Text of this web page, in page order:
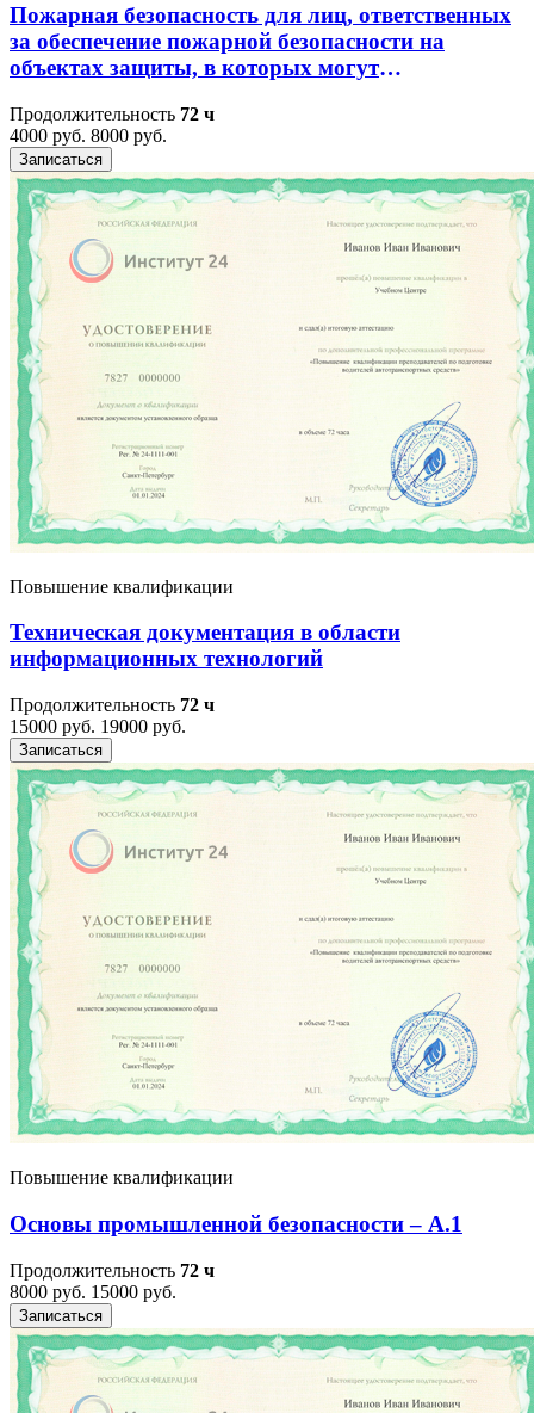
Пожарная безопасность для лиц, ответственных
за обеспечение пожарной безопасности на
объектах защиты, в которых могут
объектах защиты, отнесенных к категориям
повышенной взрывопожароопасности,
взрывопожароопасно
Продолжительность 72 ч
4000 руб. 8000 руб.
Записаться
Повышение квалификации
Техническая документация в области
информационных технологий
Продолжительность 72 ч
15000 руб. 19000 руб.
Записаться
Повышение квалификации
Основы промышленной безопасности – A.1
Продолжительность 72 ч
8000 руб. 15000 руб.
Записаться